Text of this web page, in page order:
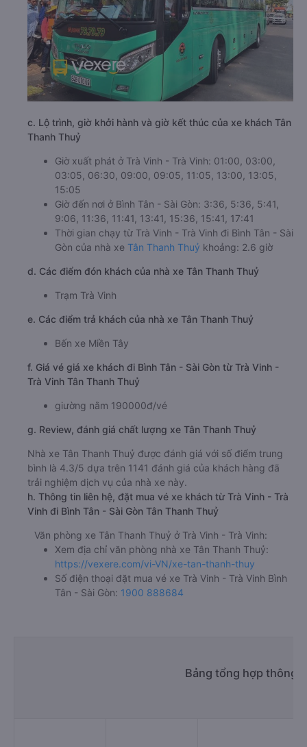
c. Lộ trình, giờ khởi hành và giờ kết thúc của xe khách Tân
Thanh Thuỷ
Giờ xuất phát ở Trà Vinh - Trà Vinh: 01:00, 03:00,
03:05, 06:30, 09:00, 09:05, 11:05, 13:00, 13:05,
15:05
Giờ đến nơi ở Bình Tân - Sài Gòn: 3:36, 5:36, 5:41,
9:06, 11:36, 11:41, 13:41, 15:36, 15:41, 17:41
Thời gian chạy từ Trà Vinh - Trà Vinh đi Bình Tân - Sài
Gòn của nhà xe Tân Thanh Thuỷ khoảng: 2.6 giờ
d. Các điểm đón khách của nhà xe Tân Thanh Thuỷ
Trạm Trà Vinh
e. Các điểm trả khách của nhà xe Tân Thanh Thuỷ
Bến xe Miền Tây
f. Giá vé giá xe khách đi Bình Tân - Sài Gòn từ Trà Vinh -
Trà Vinh Tân Thanh Thuỷ
giường nằm 190000đ/vé
g. Review, đánh giá chất lượng xe Tân Thanh Thuỷ
Nhà xe Tân Thanh Thuỷ được đánh giá với số điểm trung
bình là 4.3/5 dựa trên 1141 đánh giá của khách hàng đã
trải nghiệm dịch vụ của nhà xe này.
h. Thông tin liên hệ, đặt mua vé xe khách từ Trà Vinh - Trà
Vinh đi Bình Tân - Sài Gòn Tân Thanh Thuỷ
Văn phòng xe Tân Thanh Thuỷ ở Trà Vinh - Trà Vinh:
Xem địa chỉ văn phòng nhà xe Tân Thanh Thuỷ:
https://vexere.com/vi-VN/xe-tan-thanh-thuy
Số điện thoại đặt mua vé xe Trà Vinh - Trà Vinh Bình
Tân - Sài Gòn: 1900 888684
Bảng tổng hợp thông